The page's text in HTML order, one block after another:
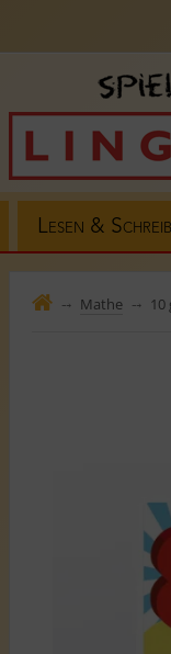
Lesen &
⤍ Mathe ⤍ 10